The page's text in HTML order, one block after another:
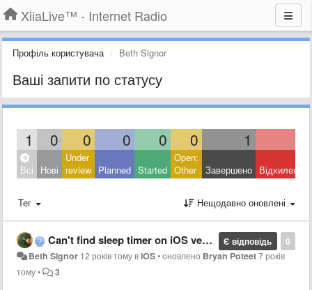
XiiaLive™ - Internet Radio
Профіль користувача Beth Signor
Ваші запити по статусу
1 0 0 0 0 0 1
Всі Нові
Under
review Planned Started
Open:
Other
Завершено Відхилено
Тег Нещодавно оновлені
0
Є відповідь
Can't find sleep timer on iOS version
Beth Signor 12 років томувiOS•оновлено Bryan Poteet7 років
тому• 3